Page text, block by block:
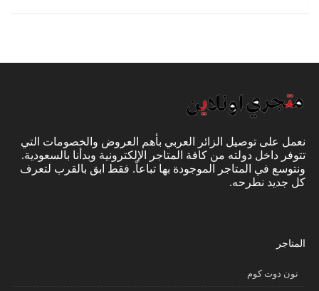
نعمل على توصيل الزائر العربي بأهم العروض والخصومات التي
تتوفر داخل دولته من كافة المتاجر الإلكترونية وبدأنا بالسعودية.
ونتوسع في المتاجر الموجودة بها تباعاً. فقط ابق بالقرب لتعرف
كل جديد نطرحه.
المتاجر
نون دوت كوم